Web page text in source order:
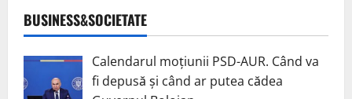
BUSINESS&SOCIETATE
Calendarul moțiunii PSD-AUR. Când va
fi depusă și când ar putea cădea